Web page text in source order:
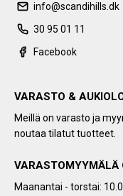
info@scandihills.dk
30 95 01 11
Facebook
VARASTO &
Meillä on varasto ja
noutaa tilatut tuotteet.
VARASTOMYYMÄLÄ
Maanantai - torstai: